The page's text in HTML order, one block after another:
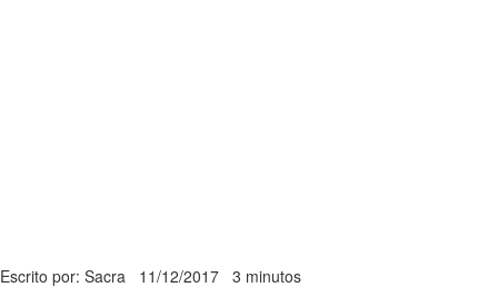
Escrito por: Sacra 11/12/2017 3 minutos